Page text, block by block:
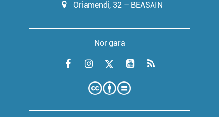
Oriamendi, 32 – BEASAIN
Nor gara